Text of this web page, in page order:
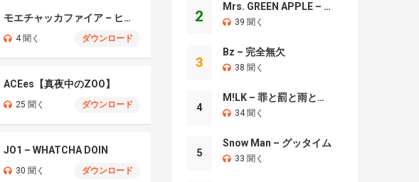
モエチャッカファイア – ヒューゴ、狛野真斗、ライト、セヴェリアン (Cover )
4 聞く ダウンロード
ACEes【真夜中のZOO】
25 聞く ダウンロード
JO1 – WHATCHA DOIN
30 聞く ダウンロード
2
Mrs. GREEN APPLE – Brand New
39 聞く
3
Bz – 完全無欠
38 聞く
4
M!LK – 罪と罰と雨とキス
34 聞く
5
Snow Man – グッタイム
33 聞く